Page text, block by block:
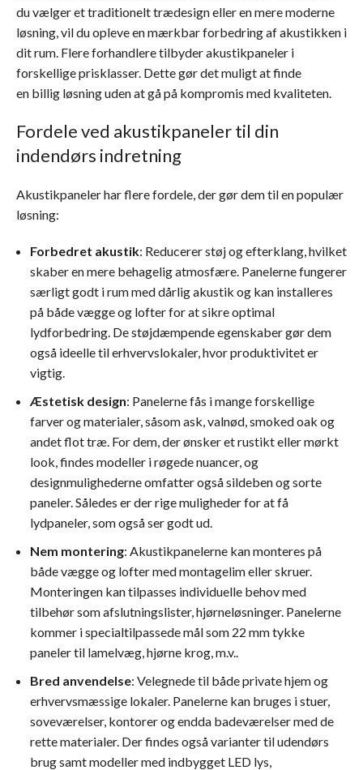
du vælger et traditionelt trædesign eller en mere moderne
løsning, vil du opleve en mærkbar forbedring af akustikken i
dit rum. Flere forhandlere tilbyder akustikpaneler i
forskellige prisklasser. Dette gør det muligt at finde
en billig løsning uden at gå på kompromis med kvaliteten.
Fordele ved akustikpaneler til din
indendørs indretning
Akustikpaneler har flere fordele, der gør dem til en populær
løsning:
Forbedret akustik: Reducerer støj og efterklang, hvilket
skaber en mere behagelig atmosfære. Panelerne fungerer
særligt godt i rum med dårlig akustik og kan installeres
på både vægge og lofter for at sikre optimal
lydforbedring. De støjdæmpende egenskaber gør dem
også ideelle til erhvervslokaler, hvor produktivitet er
vigtig.
Æstetisk design: Panelerne fås i mange forskellige
farver og materialer, såsom ask, valnød, smoked oak og
andet flot træ. For dem, der ønsker et rustikt eller mørkt
look, findes modeller i røgede nuancer, og
designmulighederne omfatter også sildeben og sorte
paneler. Således er der rige muligheder for at få
lydpaneler, som også ser godt ud.
Nem montering: Akustikpanelerne kan monteres på
både vægge og lofter med montagelim eller skruer.
Monteringen kan tilpasses individuelle behov med
tilbehør som afslutningslister, hjørneløsninger. Panelerne
kommer i specialtilpassede mål som 22 mm tykke
paneler til lamelvæg, hjørne krog, m.v..
Bred anvendelse: Velegnede til både private hjem og
erhvervsmæssige lokaler. Panelerne kan bruges i stuer,
soveværelser, kontorer og endda badeværelser med de
rette materialer. Der findes også varianter til udendørs
brug samt modeller med indbygget LED lys,